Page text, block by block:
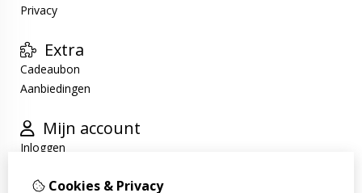
Privacy
Extra
Cadeaubon
Aanbiedingen
Mijn account
Inloggen
Verlanglijst
Cookies & Privacy